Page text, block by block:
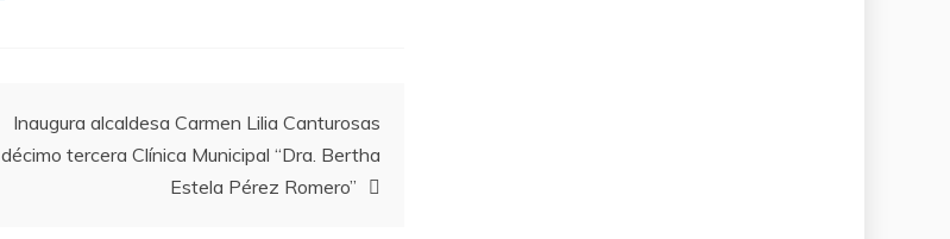
Inaugura alcaldesa Carmen Lilia Canturosas
décimo tercera Clínica Municipal “Dra. Bertha
Estela Pérez Romero”